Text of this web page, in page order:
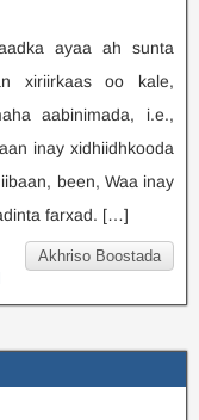
ayaa ah sunta
xiriirkaas oo kale,
aabinimada, i.e.,
inay xidhiidhkooda
been, Waa inay
farxad. […]
Akhriso Boostada